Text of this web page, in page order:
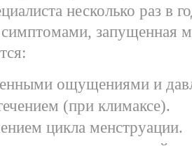
несколько раз в
запущенная
ощущениями и
(при климаксе).
цикла менструации.